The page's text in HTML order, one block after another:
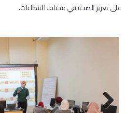
على تعزيز الصحة في مختلف القطاعات.